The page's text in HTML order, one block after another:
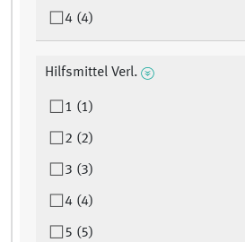
4 (4)
Hilfsmittel Verl.
1 (1)
2 (2)
3 (3)
4 (4)
5 (5)